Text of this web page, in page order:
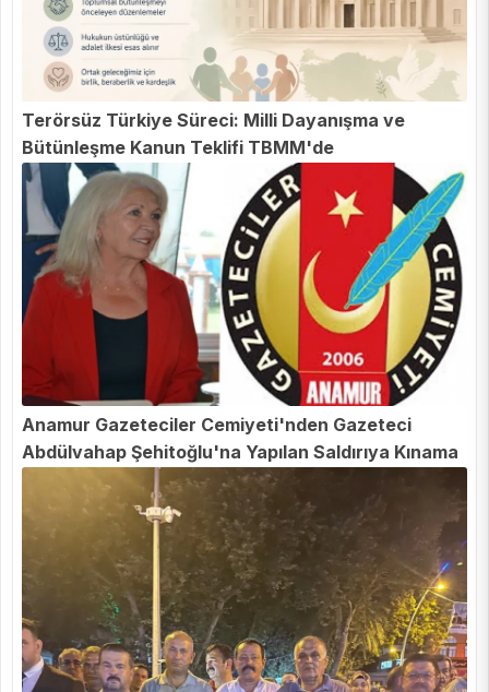
Terörsüz Türkiye Süreci: Milli Dayanışma ve
Bütünleşme Kanun Teklifi TBMM'de
Anamur Gazeteciler Cemiyeti'nden Gazeteci
Abdülvahap Şehitoğlu'na Yapılan Saldırıya Kınama